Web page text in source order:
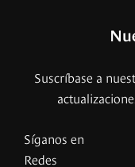
Suscríbase a
Síganos en
Redes